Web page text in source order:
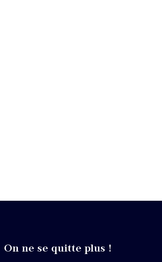
On ne se quitte plus !